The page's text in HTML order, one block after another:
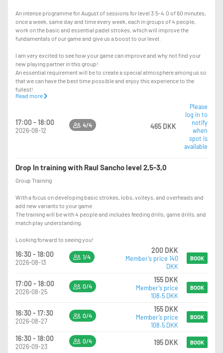
An intense programme for August of sessions for level 3.5-4.0 of 60 minutes,
once a week, same day and time every week, each in groups of 4 people,
work on the basic and essential padel strokes, which will improve the
fundamentals of our game and give us a boost to our level.
I am very excited to see how your game can improve and why not find your
new playing partner in this group!
An essential requirement will be to create a special atmosphere among us so
that we can have the best time possible and enjoy this experience to the
fullest!
1st session Defense
See you in P77!
Read more
17:00 - 18:00
2026-08-12
4/4 465 DKK
Please
log in to
notify
when
spot is
available
Drop In training with Raul Sancho level 2,5-3,0
Group Training
With a focus on developing basic strokes, lobs, volleys, and overheads and
add new variants to your game
The training will be with 4 people and includes feeding drills, game drills, and
match play understanding.
Looking forward to seeing you!
16:30 - 18:00
2026-08-13
1/4
200 DKK
Member’s price 140
DKK
BOOK
17:00 - 18:00
2026-08-25
0/4
155 DKK
Member’s price
108.5 DKK
BOOK
16:30 - 17:30
2026-08-27
0/4
155 DKK
Member’s price
108.5 DKK
BOOK
16:30 - 18:00
2026-09-23
0/4 195 DKK BOOK